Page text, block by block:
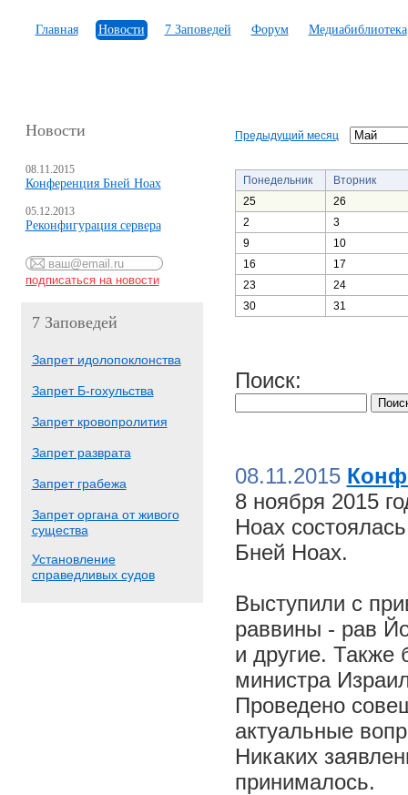
Главная Новости 7 Заповедей Форум Медиабиблиотека
Новости
08.11.2015
Конференция Бней Ноах
05.12.2013
Реконфигурация сервера
7 Заповедей
Запрет идолопоклонства
Запрет Б-гохульства
Запрет кровопролития
Запрет разврата
Запрет грабежа
Запрет органа от живого
существа
Установление
справедливых судов
Предыдущий месяц
Понедельник
Вторник
25
26
2
3
9
10
16
17
23
24
30
31
Поиск:
08.11.2015
8 ноября 2015
Ноах
Бней Ноах.
Выступили с
раввины - рав
и другие. Также
министра
Проведено
актуальные
Никаких
принималось.